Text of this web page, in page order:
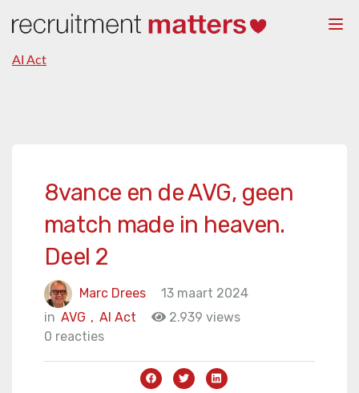
AI Act
8vance en de AVG, geen
match made in heaven.
Deel 2
Marc Drees
13 maart 2024
in
AI Act
AVG ,
2.939 views
0 reacties